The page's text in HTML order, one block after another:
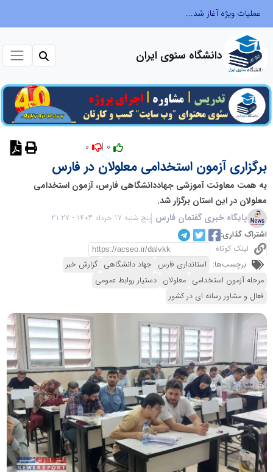
عملیات ویژه آغاز شد...
دانشگاه سئوی ایران
برگزاری آزمون استخدامی معلولان در فارس
به همت معاونت آموزشی جهاددانشگاهی فارس، آزمون استخدامی
معلولان در این استان برگزار شد.
پایگاه خبری گفتمان فارس پنج شنبه 17 خرداد 1403 - 21:27
اشتراک گذاری:
لینک کوتاه
برچسب‌ها: استانداری فارس جهاد دانشگاهی گزارش خبر
مرحله آزمون‌ استخدامی معلولان دستیار روابط عمومی
فعال و مشاور رسانه ای در کشور